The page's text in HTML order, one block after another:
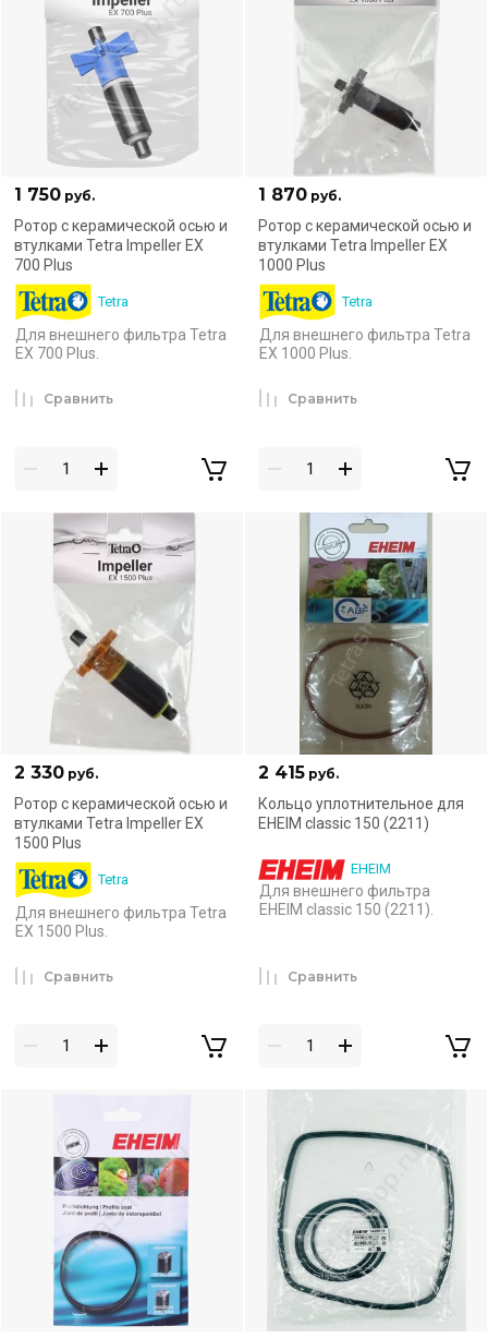
1 750 руб.
Ротор с керамической осью и
втулками Tetra Impeller EX
700 Plus
Tetra
Для внешнего фильтра Tetra
EX 700 Plus.
Сравнить
1 870 руб.
Ротор с керамической осью и
втулками Tetra Impeller EX
1000 Plus
Tetra
Для внешнего фильтра Tetra
EX 1000 Plus.
Сравнить
2 330 руб.
Ротор с керамической осью и
втулками Tetra Impeller EX
1500 Plus
Tetra
Для внешнего фильтра Tetra
EX 1500 Plus.
Сравнить
2 415 руб.
Кольцо уплотнительное для
EHEIM classic 150 (2211)
EHEIM
Для внешнего фильтра
EHEIM classic 150 (2211).
Сравнить